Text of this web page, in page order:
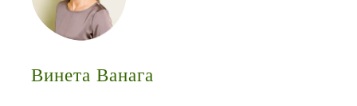
Винета Ванага